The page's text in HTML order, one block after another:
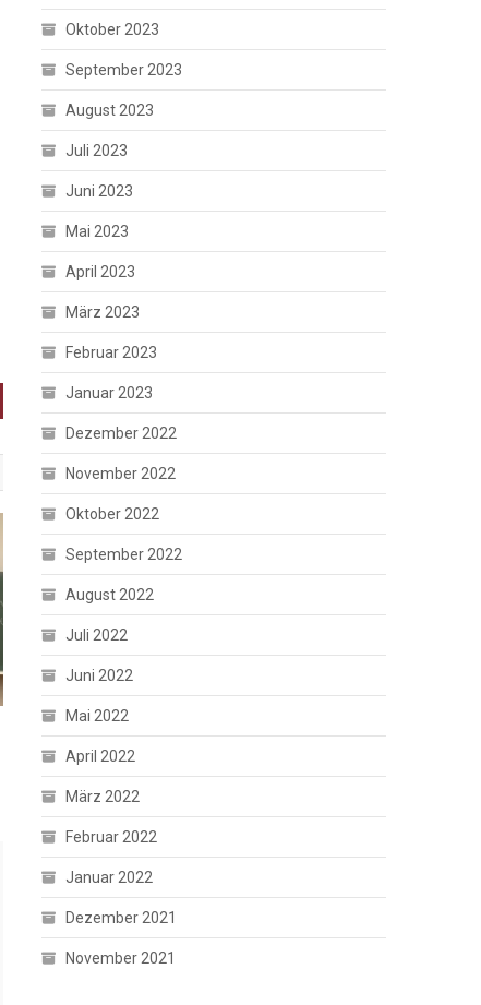
Oktober 2023
September 2023
August 2023
Juli 2023
Juni 2023
Mai 2023
April 2023
März 2023
Februar 2023
Januar 2023
Dezember 2022
November 2022
Oktober 2022
September 2022
August 2022
Juli 2022
Juni 2022
Mai 2022
April 2022
März 2022
Februar 2022
Januar 2022
Dezember 2021
November 2021